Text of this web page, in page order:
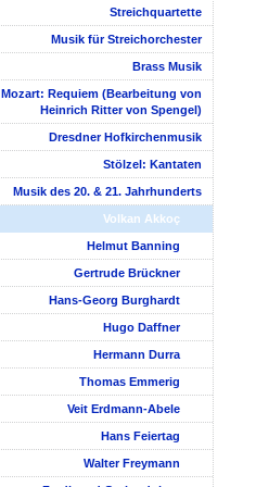
Streichquartette
Musik für Streichorchester
Brass Musik
Mozart: Requiem (Bearbeitung von
Heinrich Ritter von Spengel)
Dresdner Hofkirchenmusik
Stölzel: Kantaten
Musik des 20. & 21. Jahrhunderts
Volkan Akkoç
Helmut Banning
Gertrude Brückner
Hans-Georg Burghardt
Hugo Daffner
Hermann Durra
Thomas Emmerig
Veit Erdmann-Abele
Hans Feiertag
Walter Freymann